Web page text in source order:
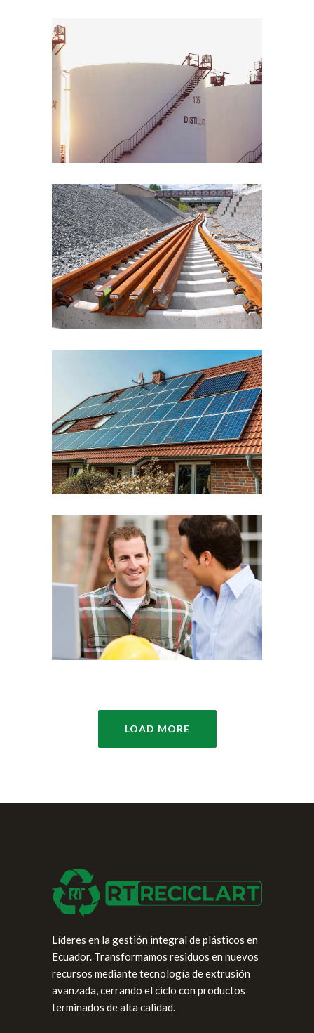
Storage Silos
TRANSPORT
Setting Tracks
TEAM WORK
Solar Energy
ENERGY
Team Work
TEAM WORK
LOAD MORE
Líderes en la gestión integral de plásticos en
Ecuador. Transformamos residuos en nuevos
recursos mediante tecnología de extrusión
avanzada, cerrando el ciclo con productos
terminados de alta calidad.